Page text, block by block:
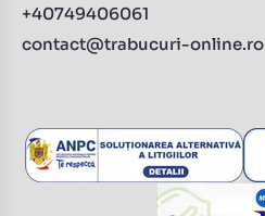
+40749406061
contact@trabucuri-online.ro